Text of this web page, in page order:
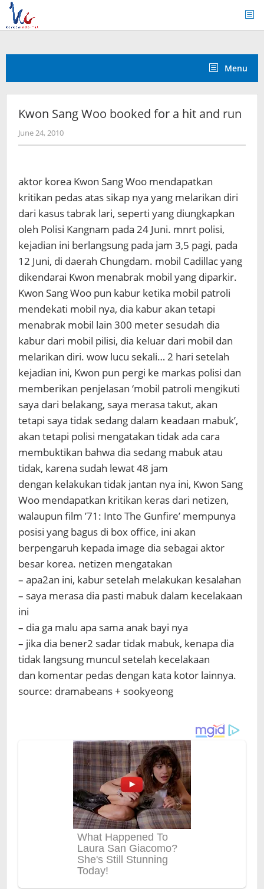
Skip
content
Menu
Kwon Sang Woo booked for a hit and run
June 24, 2010by
Koreanindo
aktor korea Kwon Sang Woo mendapatkan
kritikan pedas atas sikap nya yang melarikan diri
dari kasus tabrak lari, seperti yang diungkapkan
oleh Polisi Kangnam pada 24 Juni. mnrt polisi,
kejadian ini berlangsung pada jam 3,5 pagi, pada
12 Juni, di daerah Chungdam. mobil Cadillac yang
dikendarai Kwon menabrak mobil yang diparkir.
Kwon Sang Woo pun kabur ketika mobil patroli
mendekati mobil nya, dia kabur akan tetapi
menabrak mobil lain 300 meter sesudah dia
kabur dari mobil pilisi, dia keluar dari mobil dan
melarikan diri. wow lucu sekali… 2 hari setelah
kejadian ini, Kwon pun pergi ke markas polisi dan
memberikan penjelasan ‘mobil patroli mengikuti
saya dari belakang, saya merasa takut, akan
tetapi saya tidak sedang dalam keadaan mabuk’,
akan tetapi polisi mengatakan tidak ada cara
membuktikan bahwa dia sedang mabuk atau
tidak, karena sudah lewat 48 jam
dengan kelakukan tidak jantan nya ini, Kwon Sang
Woo mendapatkan kritikan keras dari netizen,
walaupun film ’71: Into The Gunfire’ mempunya
posisi yang bagus di box office, ini akan
berpengaruh kepada image dia sebagai aktor
besar korea. netizen mengatakan
– apa2an ini, kabur setelah melakukan kesalahan
– saya merasa dia pasti mabuk dalam kecelakaan
ini
– dia ga malu apa sama anak bayi nya
– jika dia bener2 sadar tidak mabuk, kenapa dia
tidak langsung muncul setelah kecelakaan
dan komentar pedas dengan kata kotor lainnya.
source: dramabeans + sookyeong